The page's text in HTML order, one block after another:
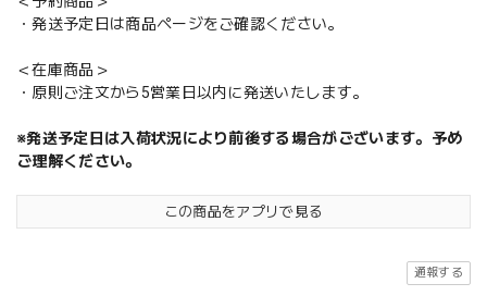
・発送予定日は商品ページをご確認ください。
＜在庫商品＞
・原則ご注文から5営業日以内に発送いたします。
※発送予定日は入荷状況により前後する場合がございます。予め
ご理解ください。
この商品をアプリで見る
通報する